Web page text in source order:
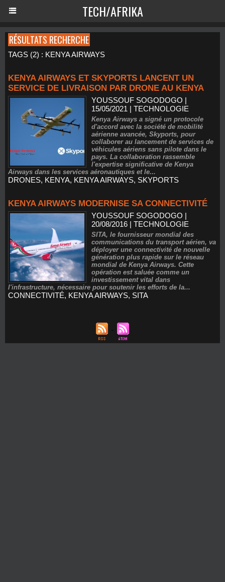
TECH/AFRIKA
RÉSULTATS RECHERCHE
TAGS (2) : KENYA AIRWAYS
KENYA AIRWAYS ET SKYPORTS LANCENT UN
SERVICE DE LIVRAISON PAR DRONE AU KENYA
YOUSSOUF SOGODOGO |
15/05/2021 |TECHNOLOGIE
Kenya Airways a signé un protocole
d'accord avec la société de mobilité
aérienne avancée, Skyports, pour
collaborer au lancement de services de
véhicules aériens sans pilote dans le
pays. La collaboration rassemble
l'expertise significative de Kenya
Airways dans les services aéronautiques et le...
DRONES, KENYA, KENYA AIRWAYS, SKYPORTS
KENYA AIRWAYS MODERNISE SA CONNECTIVITÉ
YOUSSOUF SOGODOGO |
20/08/2016 |TECHNOLOGIE
SITA, le fournisseur mondial des
communications du transport aérien, va
déployer une connectivité de nouvelle
génération plus rapide sur le réseau
mondial de Kenya Airways. Cette
opération est saluée comme un
investissement vital dans
l'infrastructure, nécessaire pour soutenir les efforts de la...
CONNECTIVITÉ, KENYA AIRWAYS, SITA